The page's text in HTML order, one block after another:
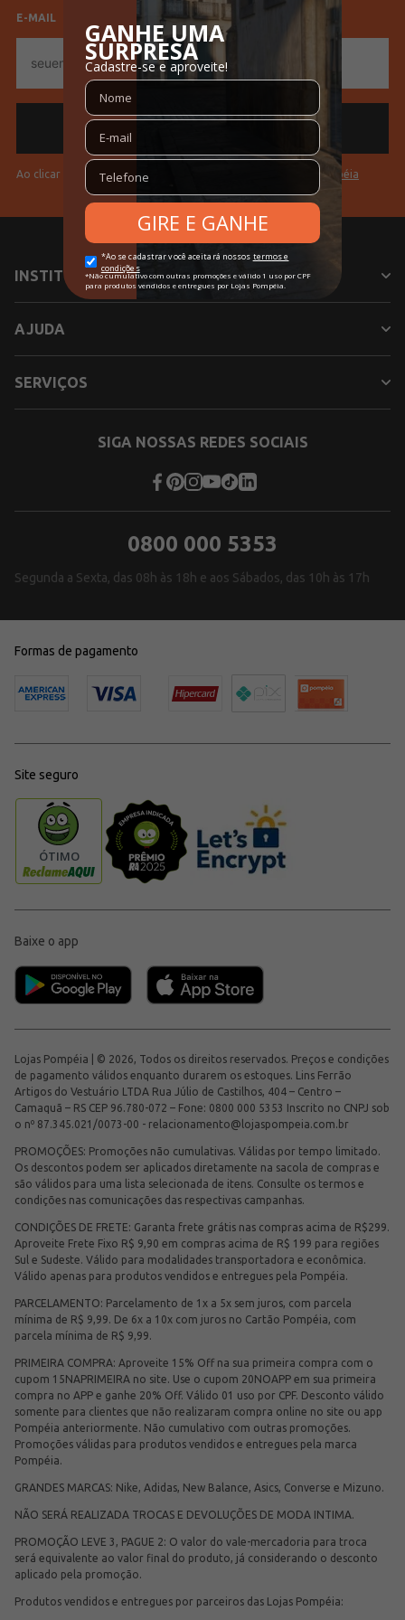
Código
Completo
11200106191901
* Para sua segurança, não
efetuamos a troca deste produto.
Adulto
Cores Bege
E-MAIL
mail
Ao clicar em "Cadastrar" você aceita os Termos de Uso da Pompéia
INSTITUCIONAL
AJUDA
SERVIÇOS
SIGA NOSSAS REDES SOCIAIS
0800 000 5353
Segunda a Sexta, das 08h às 18h e aos Sábados, das 10h às 17h
Formas de pagamento
Site seguro
Baixe o app
Lojas Pompéia | © 2026, Todos os direitos reservados. Preços e condições
de pagamento válidos enquanto durarem os estoques. Lins Ferrão
Artigos do Vestuário LTDA Rua Júlio de Castilhos, 404 – Centro –
Camaquã – RS CEP 96.780-072 – Fone: 0800 000 5353 Inscrito no CNPJ sob
o nº 87.345.021/0073-00 - relacionamento@lojaspompeia.com.br
PROMOÇÕES: Promoções não cumulativas. Válidas por tempo limitado.
Os descontos podem ser aplicados diretamente na sacola de compras e
são válidos para uma lista selecionada de itens. Consulte os termos e
condições nas comunicações das respectivas campanhas.
CONDIÇÕES DE FRETE: Garanta frete grátis nas compras acima de R$299.
Aproveite Frete Fixo R$ 9,90 em compras acima de R$ 199 para regiões
Sul e Sudeste. Válido para modalidades transportadora e econômica.
Válido apenas para produtos vendidos e entregues pela Pompéia.
PARCELAMENTO: Parcelamento de 1x a 5x sem juros, com parcela
mínima de R$ 9,99. De 6x a 10x com juros no Cartão Pompéia, com
parcela mínima de R$ 9,99.
PRIMEIRA COMPRA: Aproveite 15% Off na sua primeira compra com o
cupom 15NAPRIMEIRA no site. Use o cupom 20NOAPP em sua primeira
compra no APP e ganhe 20% Off. Válido 01 uso por CPF. Desconto válido
somente para clientes que não realizaram compra online no site ou app
Pompéia anteriormente. Não cumulativo com outras promoções.
Promoções válidas para produtos vendidos e entregues pela marca
Pompéia.
GRANDES MARCAS: Nike, Adidas, New Balance, Asics, Converse e Mizuno.
NÃO SERÁ REALIZADA TROCAS E DEVOLUÇÕES DE MODA INTIMA.
PROMOÇÃO LEVE 3, PAGUE 2: O valor do vale-mercadoria para troca
será equivalente ao valor final do produto, já considerando o desconto
aplicado pela promoção.
Produtos vendidos e entregues por parceiros das Lojas Pompéia: